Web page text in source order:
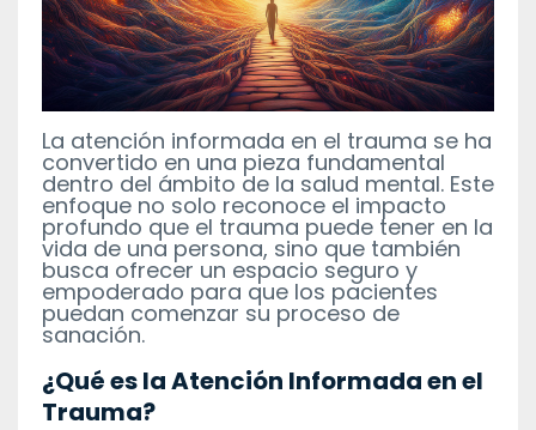
La atención informada en el trauma se ha
convertido en una pieza fundamental
dentro del ámbito de la salud mental. Este
enfoque no solo reconoce el impacto
profundo que el trauma puede tener en la
vida de una persona, sino que también
busca ofrecer un espacio seguro y
empoderado para que los pacientes
puedan comenzar su proceso de
sanación.
¿Qué es la Atención Informada en el
Trauma?